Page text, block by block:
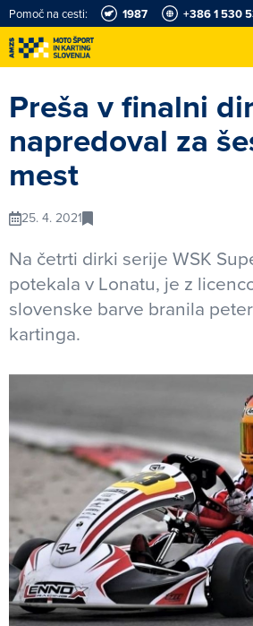
Pomoč na cesti: 1987 +386 1 530
Preša v finalni
napredoval za
mest
25. 4. 2021
Na četrti dirki serije WSK
potekala v Lonatu, je z
slovenske barve branila
kartinga.